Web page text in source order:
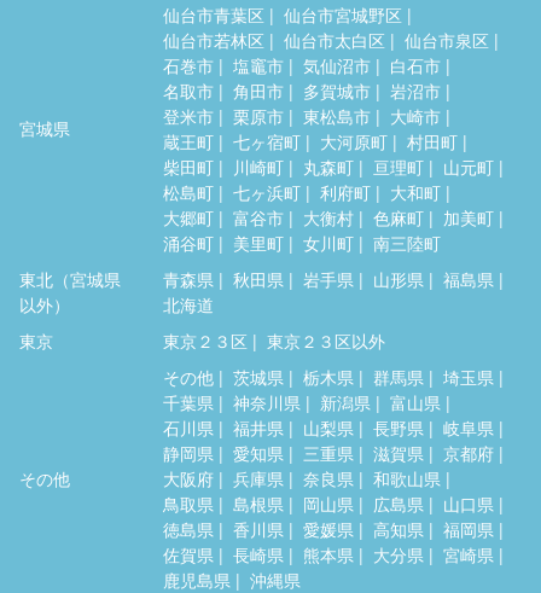
宮城県
仙台市青葉区
仙台市宮城野区
仙台市若林区
仙台市太白区
仙台市泉区
石巻市
塩竈市 気仙沼市
白石市
名取市
角田市 多賀城市
岩沼市
登米市
栗原市 東松島市
大崎市
蔵王町
七ヶ宿町 大河原町
村田町
柴田町
川崎町 丸森町 亘理町
山元町
松島町
七ヶ浜町 利府町
大和町
大郷町
富谷市 大衡村 色麻町
加美町
涌谷町
美里町 女川町
南三陸町
東北（宮城県
以外）
青森県 秋田県 岩手県 山形県
福島県
北海道
東京
東京２３区 東京２３区以外
その他
その他 茨城県 栃木県 群馬県
埼玉県
千葉県
神奈川県 新潟県
富山県
石川県
福井県 山梨県 長野県
岐阜県
静岡県
愛知県 三重県 滋賀県
京都府
大阪府
兵庫県 奈良県
和歌山県
鳥取県
島根県 岡山県 広島県
山口県
徳島県
香川県 愛媛県 高知県
福岡県
佐賀県
長崎県 熊本県 大分県
宮崎県
鹿児島県
沖縄県